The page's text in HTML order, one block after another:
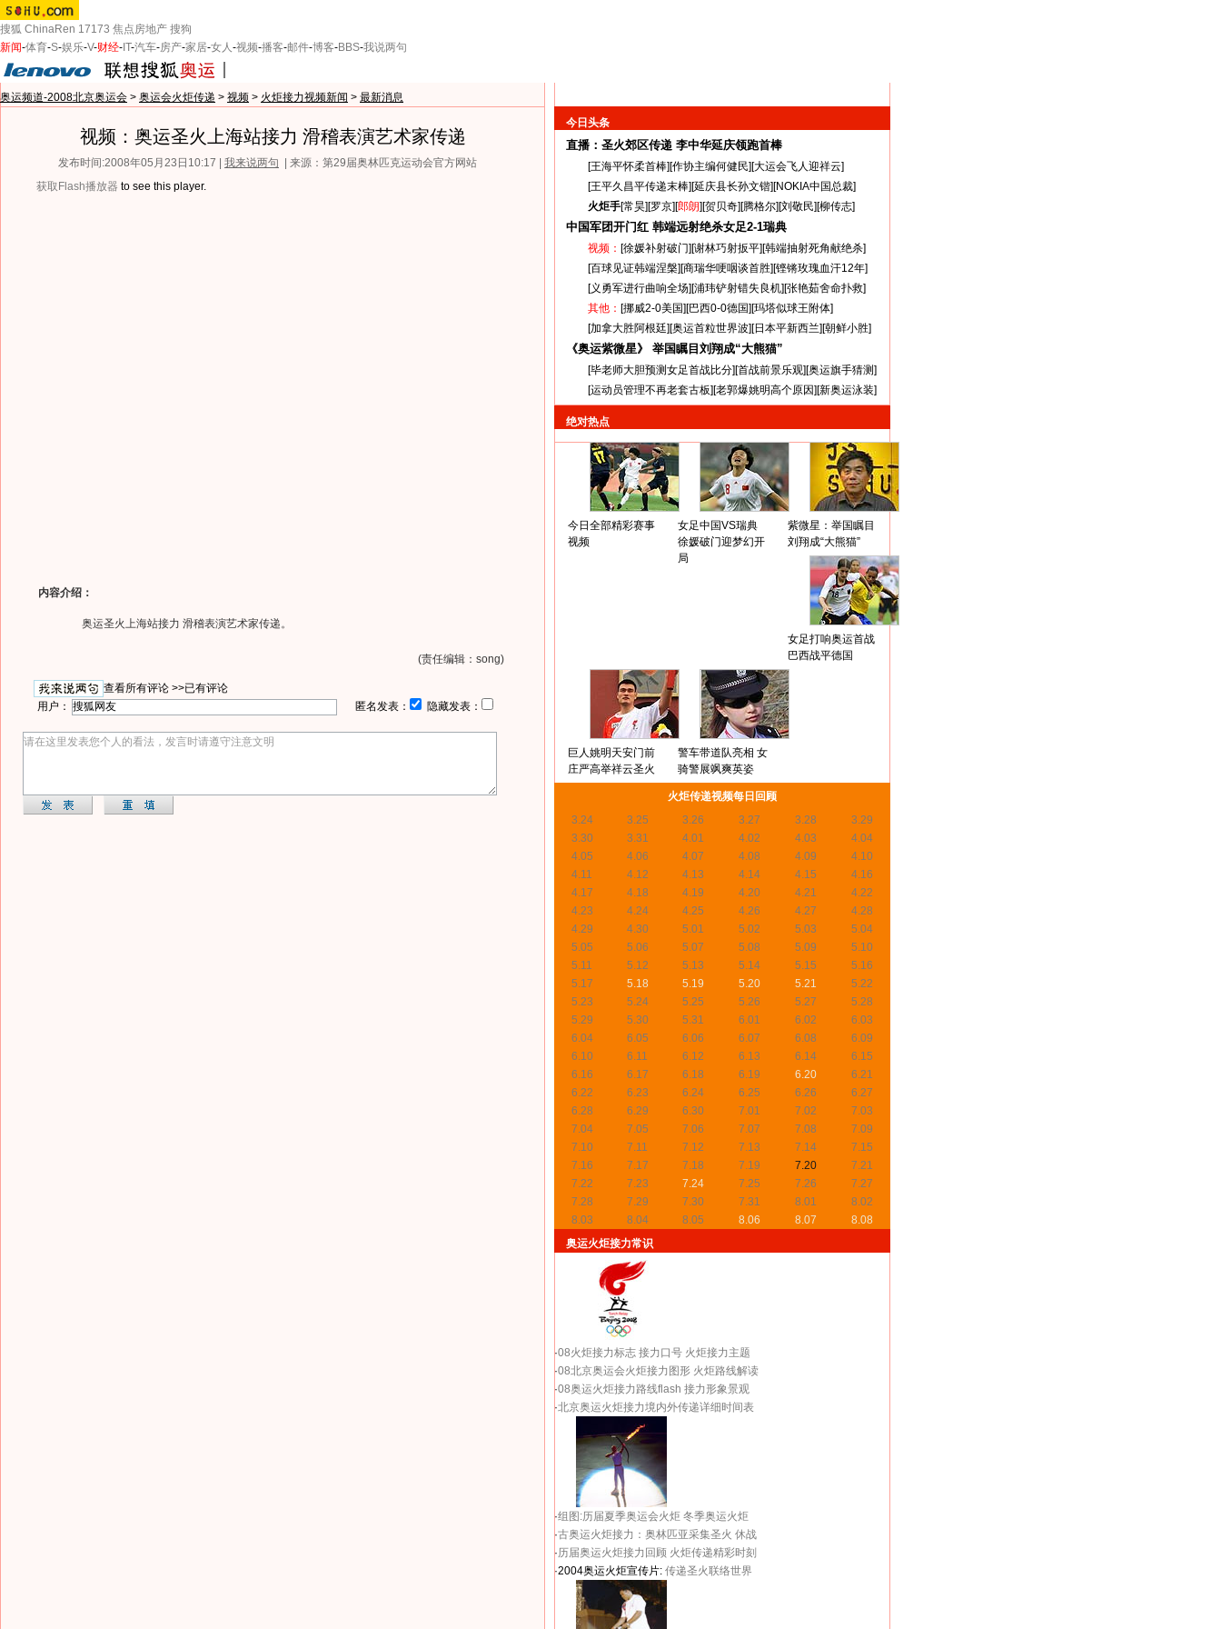
搜狐 ChinaRen 17173 焦点房地产 搜狗
新闻-体育-S-娱乐-V-财经- IT-汽车-房产-家居-女人-视频-播客-邮件-博客-BBS-我说两句
奥运频道-2008北京奥运会 > 奥运会火炬传递 > 视频 > 火炬接力视频新闻 > 最新消息
视频：奥运圣火上海站接力 滑稽表演艺术家传递
发布时间:2008年05月23日10:17 | 我来说两句
| 来源：第29届奥林匹克运动会官方网站
获取Flash播放器 to see this player.
内容介绍：
奥运圣火上海站接力 滑稽表演艺术家传递。
(责任编辑：song)
查看所有评论 >>已有评论
用户：
匿名发表： 隐藏发表：
今日头条
直播：圣火郊区传递 李中华延庆领跑首棒
[王海平怀柔首棒][作协主编何健民][大运会飞人迎祥云]
[王平久昌平传递末棒][延庆县长孙文锴][NOKIA中国总裁]
火炬手[常昊][罗京][郎朗][贺贝奇][腾格尔][刘敬民][柳传志]
中国军团开门红 韩端远射绝杀女足2-1瑞典
视频： [徐媛补射破门][谢林巧射扳平][韩端抽射死角献绝杀]
[百球见证韩端涅槃][商瑞华哽咽谈首胜][铿锵玫瑰血汗12年]
[义勇军进行曲响全场][浦玮铲射错失良机][张艳茹舍命扑救]
其他： [挪威2-0美国][巴西0-0德国][玛塔似球王附体]
[加拿大胜阿根廷][奥运首粒世界波][日本平新西兰][朝鲜小胜]
《奥运紫微星》 举国瞩目刘翔成“大熊猫”
[毕老师大胆预测女足首战比分][首战前景乐观][奥运旗手猜测]
[运动员管理不再老套古板][老郭爆姚明高个原因][新奥运泳装]
绝对热点
今日全部精彩赛事
视频
女足中国VS瑞典
徐媛破门迎梦幻开
局
紫微星：举国瞩目
刘翔成“大熊猫”
女足打响奥运首战
巴西战平德国
巨人姚明天安门前
庄严高举祥云圣火
警车带道队亮相 女
骑警展飒爽英姿
火炬传递视频每日回顾
3.24
3.25 3.26 3.27 3.28
3.29
3.30
3.31 4.01 4.02 4.03
4.04
4.05
4.06 4.07 4.08 4.09
4.10
4.11
4.12 4.13 4.14 4.15
4.16
4.17
4.18 4.19 4.20 4.21
4.22
4.23
4.24 4.25 4.26 4.27
4.28
4.29
4.30 5.01 5.02 5.03
5.04
5.05
5.06 5.07 5.08 5.09
5.10
5.11
5.12 5.13 5.14 5.15
5.16
5.17
5.18 5.19 5.20 5.21
5.22
5.23
5.24 5.25 5.26 5.27
5.28
5.29
5.30 5.31 6.01 6.02
6.03
6.04
6.05 6.06 6.07 6.08
6.09
6.10
6.11 6.12 6.13 6.14
6.15
6.16
6.17 6.18 6.19 6.20
6.21
6.22
6.23 6.24 6.25 6.26
6.27
6.28
6.29 6.30 7.01 7.02
7.03
7.04
7.05 7.06 7.07 7.08
7.09
7.10
7.11 7.12 7.13 7.14
7.15
7.16
7.17 7.18 7.19 7.20
7.21
7.22
7.23 7.24 7.25 7.26
7.27
7.28
7.29 7.30 7.31 8.01
8.02
8.03
8.04 8.05 8.06 8.07
8.08
奥运火炬接力常识
·08火炬接力标志 接力口号 火炬接力主题
·08北京奥运会火炬接力图形 火炬路线解读
·08奥运火炬接力路线flash 接力形象景观
·北京奥运火炬接力境内外传递详细时间表
·组图:历届夏季奥运会火炬 冬季奥运火炬
·古奥运火炬接力：奥林匹亚采集圣火 休战
·历届奥运火炬接力回顾 火炬传递精彩时刻
·2004奥运火炬宣传片: 传递圣火联络世界